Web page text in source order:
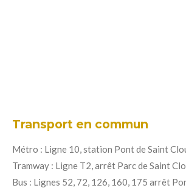
Transport en commun
Métro : Ligne 10, station Pont de Saint
Tramway : Ligne T2, arrêt Parc de Saint
Bus : Lignes 52, 72, 126, 160, 175 arrêt